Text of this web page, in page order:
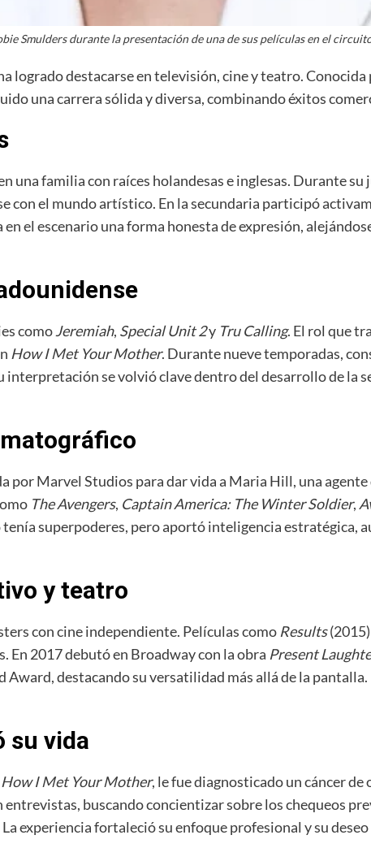
Smulders durante la presentación de una de sus películas en el
logrado destacarse en televisión, cine y teatro. Conocida
una carrera sólida y diversa, combinando éxitos
una familia con raíces holandesas e inglesas. Durante
con el mundo artístico. En la secundaria participó
el escenario una forma honesta de expresión,
comoJeremiah, Special Unit 2y Tru Calling. El rol que
How I Met Your Mother. Durante nueve temporadas,
interpretación se volvió clave dentro del desarrollo de la
por Marvel Studios para dar vida a Maria Hill, una
The Avengers, Captain America: The Winter Soldier,
tenía superpoderes, pero aportó inteligencia
y teatro
con cine independiente. Películas como Results
En 2017 debutó en Broadway con la obra Present
destacando su versatilidad más allá de la
su vida
How I Met Your Mother, le fue diagnosticado un cáncer
buscando concientizar sobre los chequeos
experiencia fortaleció su enfoque profesional y su